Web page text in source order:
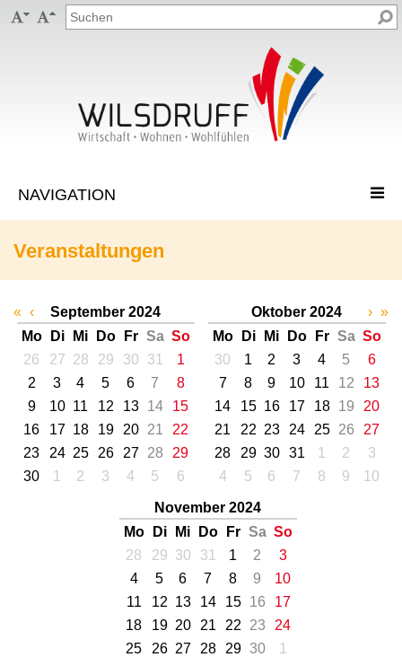
 
Veranstaltungen
« ‹
September 2024
Mo
Di Mi Do Fr Sa So
26
27 28 29 30 31
1
2
3 4 5 6 7
8
9
10 11 12 13 14
15
16
17 18 19 20 21
22
23
24 25 26 27 28
29
30
1 2 3 4 5 6
Oktober 2024
Mo
Di Mi Do Fr Sa So
30
1 2 3 4 5
6
7
8 9 10 11 12
13
14
15 16 17 18 19
20
21
22 23 24 25 26
27
28
29 30 31 1 2
3
4
5 6 7 8 9 10
November 2024
Mo
Di Mi Do Fr Sa So
28
29 30 31 1 2
3
4
5 6 7 8 9
10
11
12 13 14 15 16
17
18
19 20 21 22 23
24
25
26 27 28 29 30
1
› »